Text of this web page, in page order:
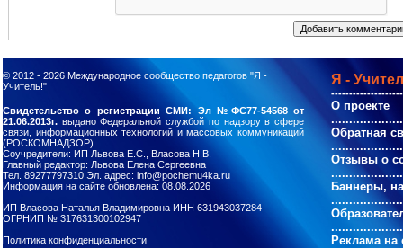
© 2012 - 2026 Международное сообщество педагогов "Я -
Учитель!"
Я -
О проекте
Обратная
Отзывы о
Баннеры,
Реклама на
Свидетельство о регистрации СМИ: Эл №ФС77-54568 от
21.06.2013г. выдано Федеральной службой по надзору в сфере
связи, информационных технологий и массовых коммуникаций
(РОСКОМНАДЗОР).
Соучредители: ИП Львова Е.С., Власова Н.В.
Главный редактор: Львова Елена Сергеевна
Тел. 89277797310 Эл. адрес: info@pochemu4ka.ru
Информация на сайте обновлена: 08.08.2026
ИП Власова Наталья Владимировна ИНН 631943037284
ОГРНИП № 317631300102947
Политика конфиденциальности